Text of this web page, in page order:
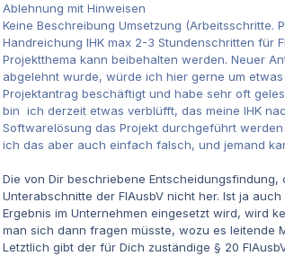
Ablehnung mit Hinweisen
Keine Beschreibung Umsetzung (Arbeitsschritte.
Handreichung IHK max 2-3 Stundenschritten für
Projektthema kann beibehalten werden. Neuer
abgelehnt wurde, würde ich hier gerne um
Projektantrag beschäftigt und habe sehr oft
bin ich derzeit etwas verblüfft, das meine IHK
Softwarelösung das Projekt durchgeführt
ich das aber auch einfach falsch, und jemand
Die von Dir beschriebene
Unterabschnitte der FIAusbV nicht her. Ist ja
Ergebnis im Unternehmen eingesetzt wird, wird
man sich dann fragen müsste, wozu es leitende
Letztlich gibt der für Dich zuständige § 20